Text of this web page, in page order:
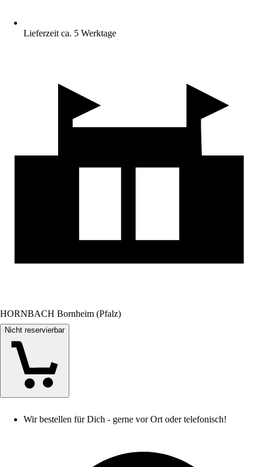
Lieferzeit ca. 5 Werktage
HORNBACH Bornheim (Pfalz)
Nicht reservierbar
Wir bestellen für Dich - gerne vor Ort oder telefonisch!